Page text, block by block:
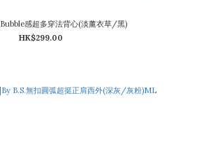
感超多穿法背心(淡薰衣草/黑)
HK$299.00